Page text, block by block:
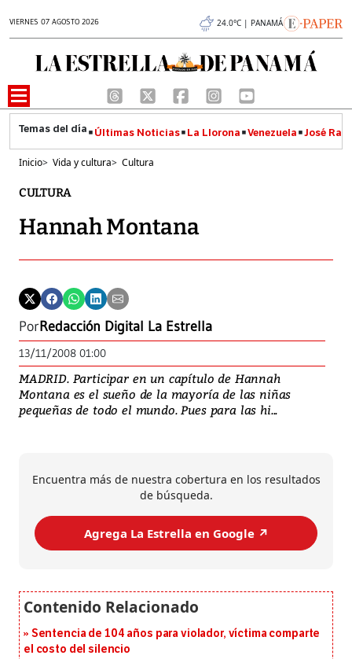
VIERNES 07 AGOSTO 2026 24.0°C | PANAMÁ
Últimas Noticias La Llorona Venezuela José
Inicio> Vida y cultura> Cultura
CULTURA
Hannah Montana
PorRedacción Digital La Estrella
13/11/2008 01:00
MADRID. Participar en un capítulo de Hannah
Montana es el sueño de la mayoría de las niñas
pequeñas de todo el mundo. Pues para las hi...
Encuentra más de nuestra cobertura en los resultados
de búsqueda.
Agrega La Estrella en Google ↗️
Sentencia de 104 años para violador, víctima comparte
el costo del silencio